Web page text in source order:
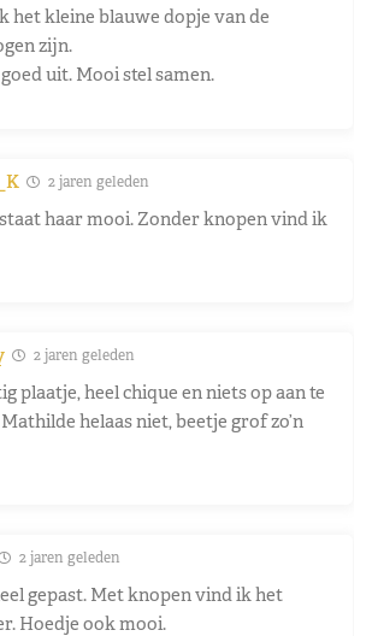
het kleine blauwe dopje van de
zijn.
uit. Mooi stel samen.
2 jaren geleden
haar mooi. Zonder knopen vind ik
2 jaren geleden
plaatje, heel chique en niets op aan te
helaas niet, beetje grof zo’n
2 jaren geleden
gepast. Met knopen vind ik het
Hoedje ook mooi.